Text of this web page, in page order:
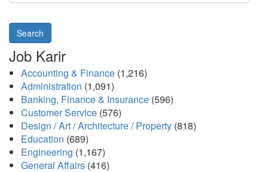
Search
Job Karir
Accounting & Finance (1,216)
Administration (1,091)
Banking, Finance & Insurance (596)
Customer Service (576)
Design / Art / Architecture / Property (818)
Education (689)
Engineering (1,167)
General Affairs (416)